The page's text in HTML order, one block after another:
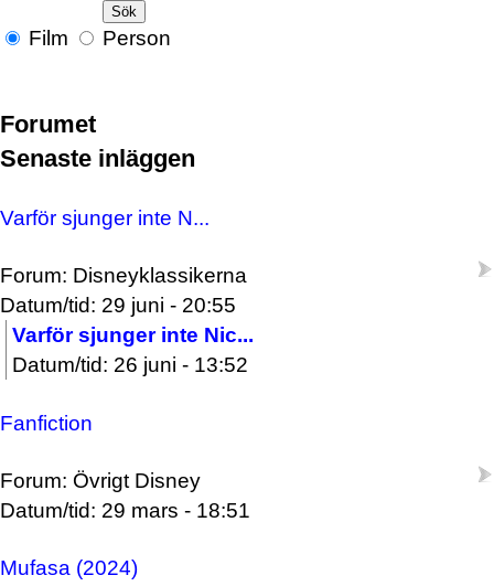
Film Person
Forumet
Senaste inläggen
Varför sjunger inte N...
Forum: Disneyklassikerna
Datum/tid: 29 juni - 20:55
Varför sjunger inte Nic...
Datum/tid: 26 juni - 13:52
Fanfiction
Forum: Övrigt Disney
Datum/tid: 29 mars - 18:51
Mufasa (2024)